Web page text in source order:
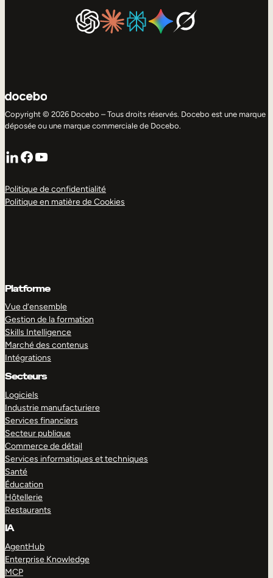
Copyright © 2026 Docebo – Tous droits réservés. Docebo est une marque
déposée ou une marque commerciale de Docebo.
LinkedIn
Facebook
YouTube
Politique de confidentialité
Politique en matière de Cookies
Platforme
Vue d’ensemble
Gestion de la formation
Skills Intelligence
Marché des contenus
Intégrations
Secteurs
Logiciels
Industrie manufacturiere
Services financiers
Secteur publique
Commerce de détail
Services informatiques et techniques
Santé
Éducation
Hôtellerie
Restaurants
IA
AgentHub
Enterprise Knowledge
MCP